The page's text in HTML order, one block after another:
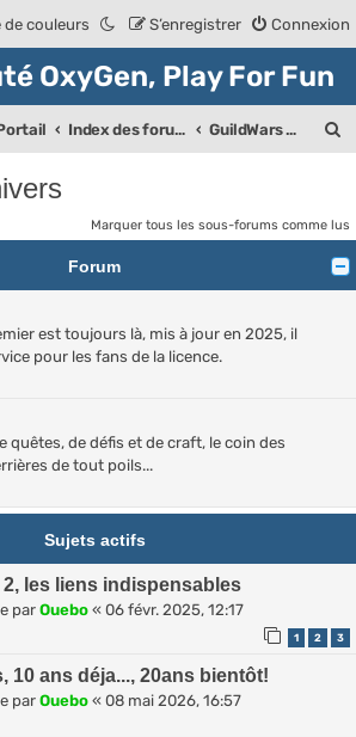
Connexion
S’enregistrer
de couleurs
OxyGen, Play For Fun
Index des forums GuildWars Univers
h
e
Marquer tous les sous-forums comme lus
Forum
est toujours là, mis à jour en 2025, il
pour les fans de la licence.
quêtes, de défis et de craft, le coin des
de tout poils...
Sujets actifs
2, les liens indispensables
par Ouebo « 06 févr. 2025, 12:17
1 2 3
10 ans déja..., 20ans bientôt!
par Ouebo « 08 mai 2026, 16:57